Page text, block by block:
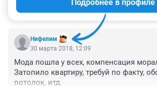
залило по вине безалаберности
горячая льется с потолка стеной,где
приходит через час и более,когда
щиколотку,в твоей однушке,ковер в
внизу намокла,парит(было в
судиться(судья был еще
должен быть не менее от ущерба...Я
,но выводы сделала.."платите нам
сами.."-"халтурщики У.К.Прорвало стояк
Нифелим
Подробнее в профиле
30 марта 2018, 12:09
Мода пошла у всех, компенсация
Затопило квартиру, требуй по факту,
потолок, итд.